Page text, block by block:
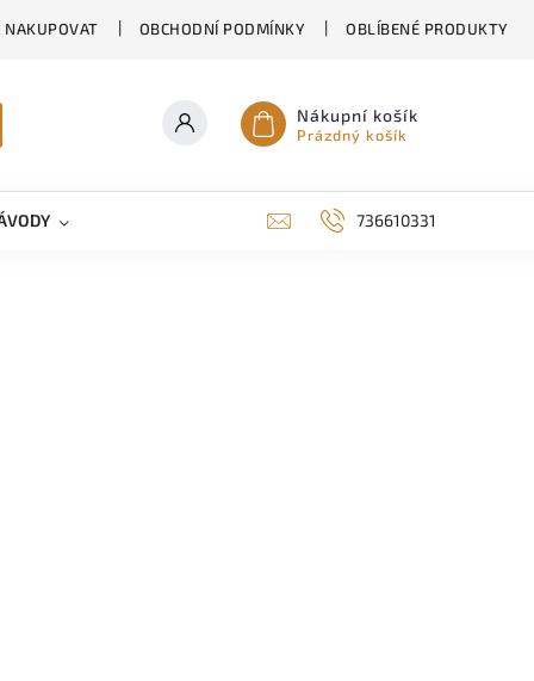
NAKUPOVAT OBCHODNÍ PODMÍNKY OBLÍBENÉ PRODUKTY
Nákupní košík
Prázdný košík
RODINNÉ DOMY EKORD
736610331